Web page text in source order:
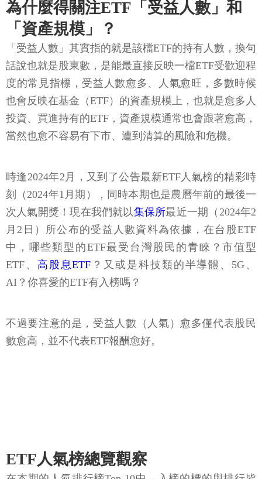
為什麼得關注ETF「受益人數」和
「資產規模」？
「受益人數」其實指的就是該檔ETF的持有人數，換句
話說也就是股東數，是能最直接反映一檔ETF受歡迎程
度的常見指標，受益人數愈多、人氣愈旺，多數時候
也會反映在基金（ETF）的資產規模上，也就是愈多人
投資、買進持有的ETF，資產規模通常也會跟著愈高，
當然也愈不容易有下市、遭到清算的風險和危機。
時逢2024年2月，又到了公告最新ETF人氣榜的精彩時
刻（2024年1月期），同時本期也是農曆年前的最後一
次人氣開獎！現在我們就以集保所最近一期（2024年2
月2日）所公布的受益人數資料為依據，在台股ETF
中，哪些類型的ETF最受台灣股民的青睞？市值型
ETF、 高股息ETF ？又或是科技類的半導體、5G、
AI？你喜愛的ETF有入榜嗎？
不過要注意的是，受益人數（人氣）愈多僅代表股民
數愈高，並不代表ETF報酬愈好。
ETF人氣榜總覽觀察